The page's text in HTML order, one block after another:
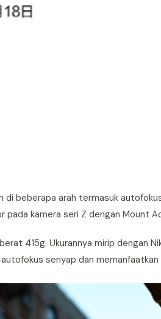
di beberapa arah termasuk
pada kamera seri Z dengan Mount
415g. Ukurannya mirip dengan
senyap dan